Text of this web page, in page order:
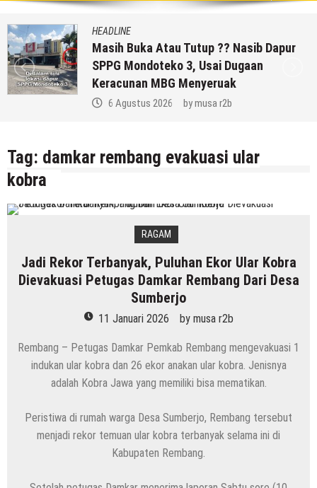
HEADLINE
Masih Buka Atau Tutup ?? Nasib Dapur
SPPG Mondoteko 3, Usai Dugaan
Keracunan MBG Menyeruak
6 Agustus 2026 bymusa r2b
Tag: damkar rembang evakuasi ular
kobra
RAGAM
Jadi Rekor Terbanyak, Puluhan Ekor Ular Kobra
Dievakuasi Petugas Damkar Rembang Dari Desa
Sumberjo
11 Januari 2026 by musa r2b
Rembang – Petugas Damkar Pemkab Rembang mengevakuasi 1
indukan ular kobra dan 26 ekor anakan ular kobra. Jenisnya
adalah Kobra Jawa yang memiliki bisa mematikan.
Peristiwa di rumah warga Desa Sumberjo, Rembang tersebut
menjadi rekor temuan ular kobra terbanyak selama ini di
Kabupaten Rembang.